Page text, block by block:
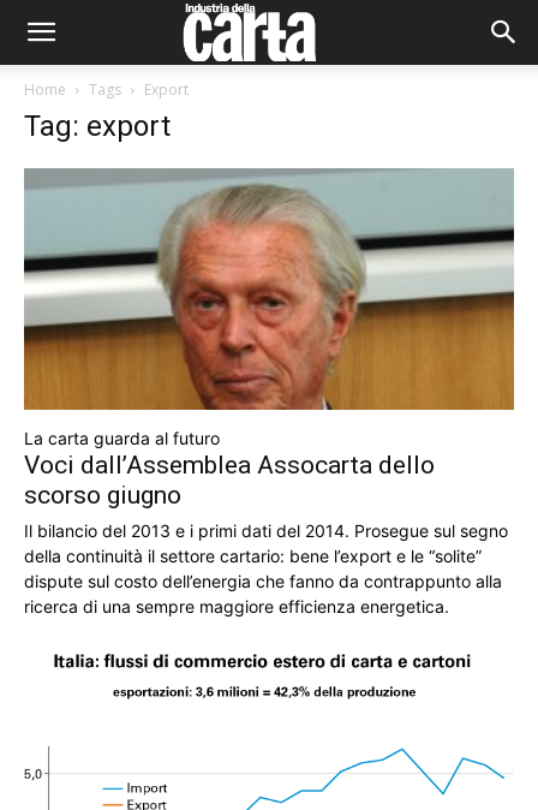
Home Tags Export
Tag: export
La carta guarda al futuro
Voci dall’Assemblea Assocarta dello
scorso giugno
Il bilancio del 2013 e i primi dati del 2014. Prosegue sul segno
della continuità il settore cartario: bene l’export e le “solite”
dispute sul costo dell’energia che fanno da contrappunto alla
ricerca di una sempre maggiore efficienza energetica.